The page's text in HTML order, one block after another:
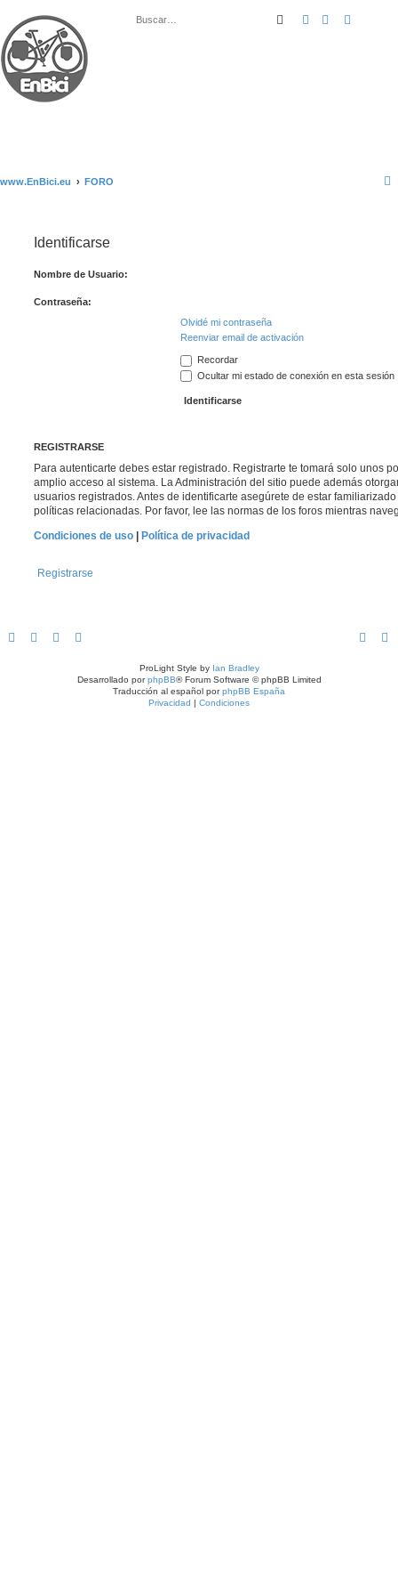
BuscarBúsqueda
www.EnBici.eu FORO
Identificarse
Nombre de Usuario:
Contraseña:
Olvidé mi contraseña
Reenviar email de activación
Recordar
Ocultar mi estado de conexión en esta sesión
REGISTRARSE
Para autenticarte debes estar registrado. Registrarte te tomará solo unos
amplio acceso al sistema. La Administración del sitio puede además
usuarios registrados. Antes de identificarte asegúrete de estar
políticas relacionadas. Por favor, lee las normas de los foros mientras
Condiciones de uso | Política de privacidad
Registrarse
ProLight Style by Ian Bradley
Desarrollado porphpBB® Forum Software © phpBB Limited
Traducción al español porphpBB España
Privacidad | Condiciones